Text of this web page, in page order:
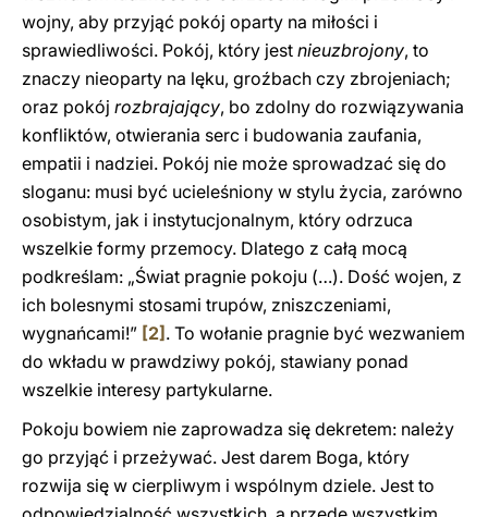
wojny, aby przyjąć pokój oparty na miłości i
sprawiedliwości. Pokój, który jest nieuzbrojony, to
znaczy nieoparty na lęku, groźbach czy zbrojeniach;
oraz pokój rozbrajający, bo zdolny do rozwiązywania
konfliktów, otwierania serc i budowania zaufania,
empatii i nadziei. Pokój nie może sprowadzać się do
sloganu: musi być ucieleśniony w stylu życia, zarówno
osobistym, jak i instytucjonalnym, który odrzuca
wszelkie formy przemocy. Dlatego z całą mocą
podkreślam: „Świat pragnie pokoju (…). Dość wojen, z
ich bolesnymi stosami trupów, zniszczeniami,
wygnańcami!” [2] . To wołanie pragnie być wezwaniem
do wkładu w prawdziwy pokój, stawiany ponad
wszelkie interesy partykularne.
Pokoju bowiem nie zaprowadza się dekretem: należy
go przyjąć i przeżywać. Jest darem Boga, który
rozwija się w cierpliwym i wspólnym dziele. Jest to